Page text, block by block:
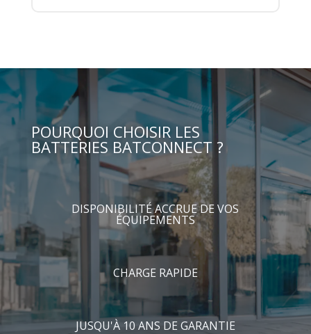
POURQUOI CHOISIR LES
BATTERIES BATCONNECT ?
DISPONIBILITÉ ACCRUE DE VOS
ÉQUIPEMENTS
CHARGE RAPIDE
JUSQU'À 10 ANS DE GARANTIE